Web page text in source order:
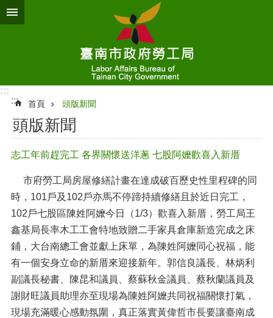
跳到主要內容區塊
:::
:::
首頁 頭版新聞
頭版新聞
志工年前趕完工 各界關懷送洋蔥 七股阿嬤歡喜入新厝
市府勞工局房屋修繕計畫在達成破百歷史性里程碑的同
時，101戶及102戶亦馬不停蹄持續修繕且於近日完工，
102戶七股區陳姓阿嬤今日（1/3）歡喜入新厝，勞工局王
鑫基局長率木工工會特地致贈二手家具倉庫新造完成之床
鋪，大台南總工會並獻上床單，為陳姓阿嬤同心祝福，能
有一個安身立命的新厝來迎接新年。郭信良議長、林炳利
副議長秘書、陳昆和議員、蔡蘇秋金議員、蔡秋蘭議員及
謝財旺議員助理亦至現場為陳姓阿嬤共同祝福關懷打氣，
現場充滿暖心感動氛圍，真正落實黃偉哲市長要讓臺南成